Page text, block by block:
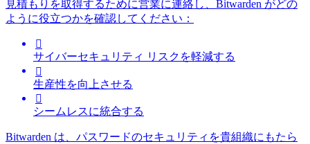
見積もりを取得するために営業に連絡し、Bitwarden がどの
ように役立つかを確認してください：

サイバーセキュリティ リスクを軽減する

生産性を向上させる

シームレスに統合する
Bitwarden は、パスワードのセキュリティを貴組織にもたら